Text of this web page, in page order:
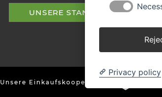
UNSERE STANDORTE
Unsere Einkaufskooperation
Privacy policy